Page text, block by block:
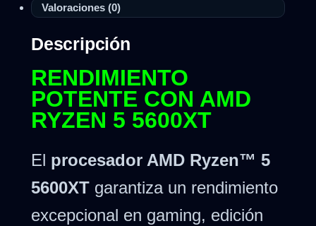
Valoraciones (0)
Descripción
RENDIMIENTO
POTENTE CON AMD
RYZEN 5 5600XT
El procesador AMD Ryzen™ 5
5600XT garantiza un rendimiento
excepcional en gaming, edición